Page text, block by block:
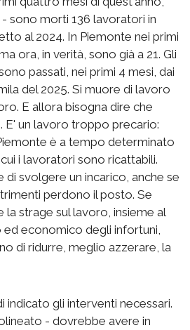
sono morti 136 lavoratori in
al 2024. In Piemonte nei primi
ora, in verità, sono già a 21. Gli
passati, nei primi 4 mesi, dai
del 2025. Si muore di lavoro
E allora bisogna dire che
E' un lavoro troppo precario:
è a tempo determinato
i lavoratori sono ricattabili.
svolgere un incarico, anche se
perdono il posto. Se
strage sul lavoro, insieme al
economico degli infortuni,
di ridurre, meglio azzerare, la
indicato gli interventi necessari.
- dovrebbe avere in